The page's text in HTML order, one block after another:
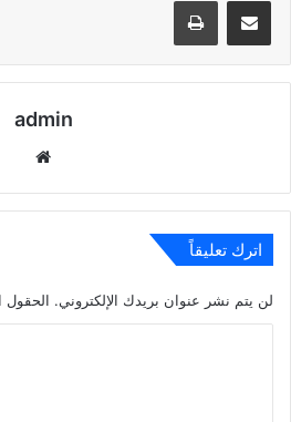
admin
اترك تعليقاً
لن يتم نشر عنوان بريدك الإلكتروني. الحقول